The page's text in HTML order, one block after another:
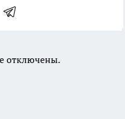
отключены.